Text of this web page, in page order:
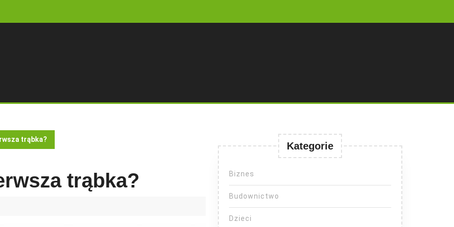
trąbka?
trąbka?
Kategorie
Biznes
Budownictwo
Dzieci